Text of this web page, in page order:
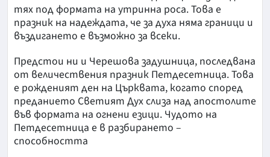
тях под формата на утринна роса. Това е
празник на надеждата, че за духа няма граници и
въздигането е възможно за всеки.
Предстои ни и Черешова задушница, последвана
от величествения празник Петдесетница. Това
е рожденият ден на Църквата, когато според
преданието Светият Дух слиза над апостолите
във формата на огнени езици. Чудото на
Петдесетница е в разбирането –
способността